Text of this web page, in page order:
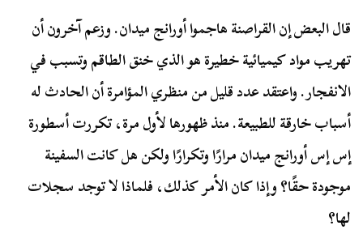
قال البعض إن القراصنة هاجموا أورانج ميدان. وزعم آخرون أن
تهريب مواد كيميائية خطيرة هو الذي خنق الطاقم وتسبب في
الانفجار. واعتقد عدد قليل من منظري المؤامرة أن الحادث له
أسباب خارقة للطبيعة. منذ ظهورها لأول مرة، تكررت أسطورة
إس إس أورانج ميدان مرارًا وتكرارًا ولكن هل كانت السفينة
موجودة حقًا؟ وإذا كان الأمر كذلك، فلماذا لا توجد سجلات
لها؟